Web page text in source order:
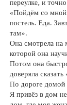
переулке, и
«Пойдём со
постель. Еда.
там».
Она смотрела на
которой она
Потом она
доверяла
По дороге домой
Я привёз в дом